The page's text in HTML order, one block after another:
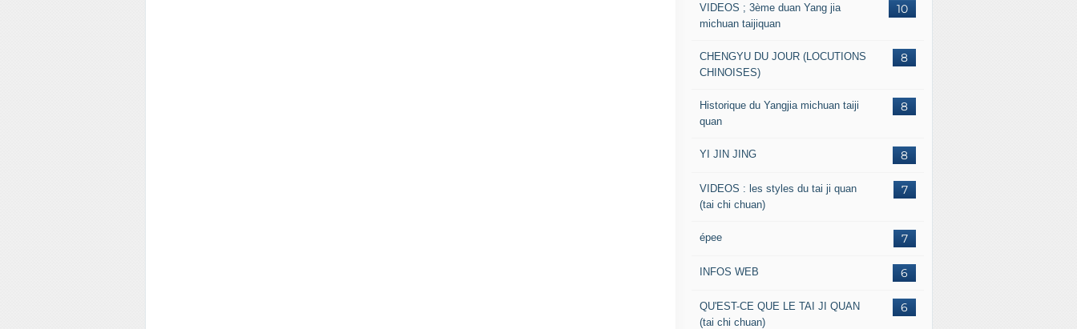
10
VIDEOS ; 3ème duan Yang jia
michuan taijiquan
8
CHENGYU DU JOUR (LOCUTIONS
CHINOISES)
8
Historique du Yangjia michuan taiji
quan
8
YI JIN JING
7
VIDEOS : les styles du tai ji quan
(tai chi chuan)
7
épee
6
INFOS WEB
6
QU'EST-CE QUE LE TAI JI QUAN
(tai chi chuan)